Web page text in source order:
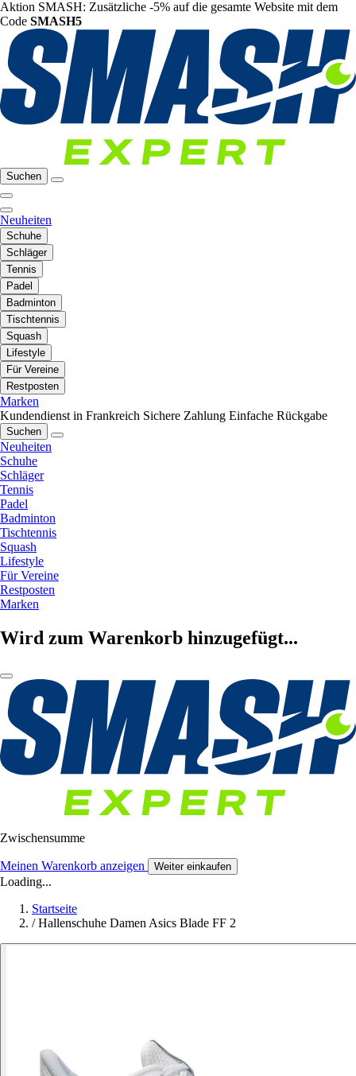
Aktion SMASH: Zusätzliche -5% auf die gesamte Website mit dem
Code SMASH5
Suchen
Neuheiten
Schuhe
Schläger
Tennis
Padel
Badminton
Tischtennis
Squash
Lifestyle
Für Vereine
Restposten
Marken
Kundendienst in Frankreich Sichere Zahlung Einfache Rückgabe
Suchen
Neuheiten
Schuhe
Schläger
Tennis
Padel
Badminton
Tischtennis
Squash
Lifestyle
Für Vereine
Restposten
Marken
Wird zum Warenkorb hinzugefügt...
Zwischensumme
Meinen Warenkorb anzeigen Weiter einkaufen
Loading...
Startseite
/ Hallenschuhe Damen Asics Blade FF 2